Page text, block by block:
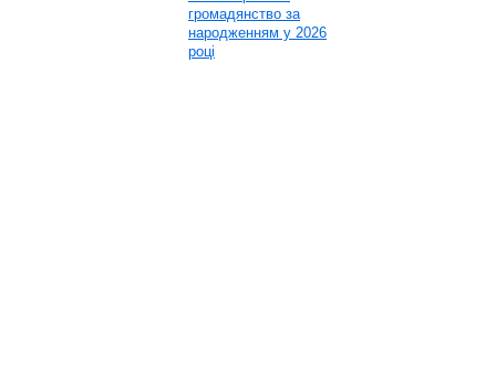
громадянство за
народженням у 2026
році